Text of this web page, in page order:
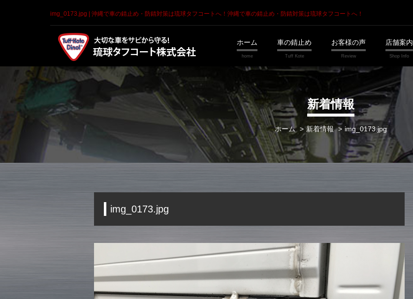
img_0173.jpg | 沖縄で車の錆止め・防錆対策は琉球タフコートへ！ 沖縄で車の錆止め・防錆対策は琉球タフコートへ！
ホーム 車の錆止め お客様の声 店舗案内
新着情報
ホーム 新着情報 img_0173.jpg
img_0173.jpg